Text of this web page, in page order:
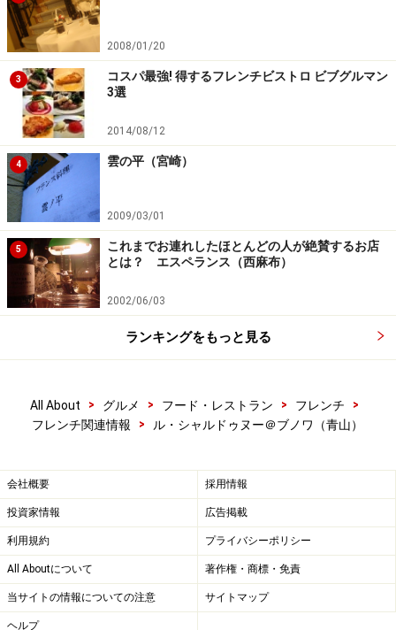
2008/01/20
3
コスパ最強! 得するフレンチビストロ ビブグルマン
3選
2014/08/12
4 雲の平（宮崎）
2009/03/01
5
これまでお連れしたほとんどの人が絶賛するお店
とは？ エスペランス（西麻布）
2002/06/03
ランキングをもっと見る
All About > グルメ > フード・レストラン > フレンチ
>
フレンチ関連情報
> ル・シャルドゥヌー＠ブノワ（青山）
会社概要 採用情報
投資家情報 広告掲載
利用規約 プライバシーポリシー
All Aboutについて 著作権・商標・免責
当サイトの情報についての注意 サイトマップ
ヘルプ